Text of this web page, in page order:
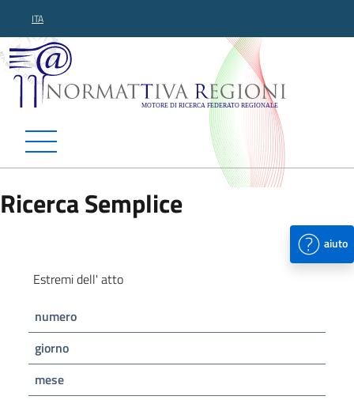
ITA
Normattiva Regioni -
Ricerca Semplice
aiuto
Estremi dell' atto
numero
giorno
mese